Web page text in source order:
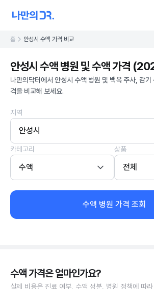
홈 안성시 수액 가격 비교
안성시 수액 병원 및 수액 가격
나만의닥터에서 안성시 수액 병원 및 백옥 주사, 감기
격을 비교해 보세요.
지역
안성시
카테고리
수액
상품
전체
수액 병원 가격 조회
수액 가격은 얼마인가요?
실제 비용은 진료 여부, 수액 성분, 병원 정책에 따